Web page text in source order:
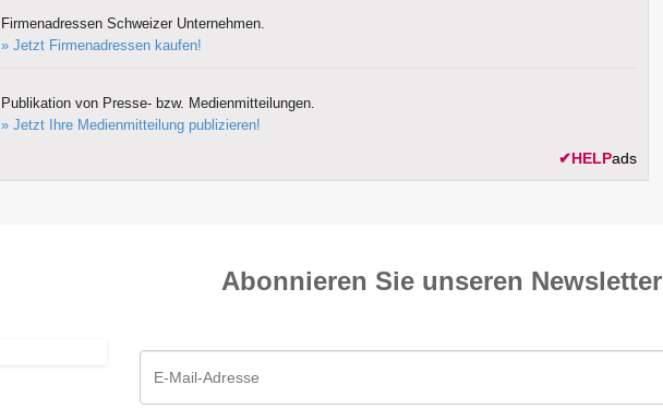
Firmenadressen Schweizer Unternehmen.
» Jetzt Firmenadressen kaufen!
Publikation von Presse- bzw. Medienmitteilungen.
» Jetzt Ihre Medienmitteilung publizieren!
✔HELPads
Abonnieren Sie unseren News­letter